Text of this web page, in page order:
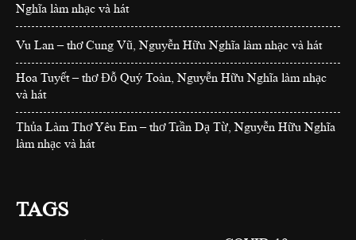
Nghĩa làm nhạc và hát
Vu Lan – thơ Cung Vũ, Nguyễn Hữu Nghĩa làm nhạc và hát
Hoa Tuyết – thơ Đỗ Quý Toàn, Nguyễn Hữu Nghĩa làm nhạc
và hát
Thủa Làm Thơ Yêu Em – thơ Trần Dạ Từ, Nguyễn Hữu Nghĩa
làm nhạc và hát
TAGS